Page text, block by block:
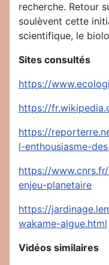
recherche. Retour
soulèvent cette
scientifique, le
Sites consultés
https://
https://
https://
l-enthousiasme-
https://
enjeu-planetaire
https://
wakame-algue.html
Vidéos similaires